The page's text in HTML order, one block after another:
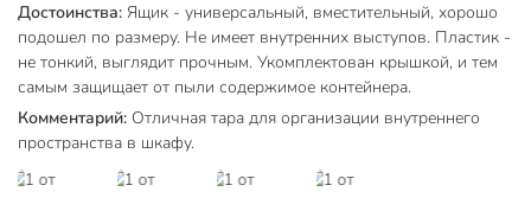
Достоинства: Ящик - универсальный, вместительный, хорошо
подошел по размеру. Не имеет внутренних выступов. Пластик -
не тонкий, выглядит прочным. Укомплектован крышкой, и тем
самым защищает от пыли содержимое контейнера.
Комментарий: Отличная тара для организации внутреннего
пространства в шкафу.